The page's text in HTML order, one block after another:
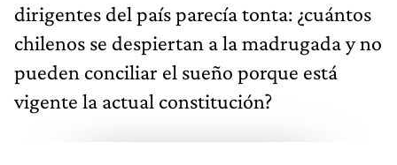
dirigentes del país parecía tonta: ¿cuántos
chilenos se despiertan a la madrugada y no
pueden conciliar el sueño porque está
vigente la actual constitución?